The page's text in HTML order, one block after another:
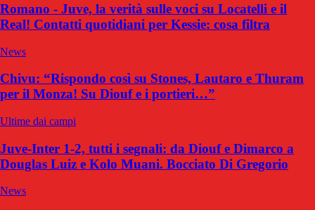
Romano - Juve, la verità sulle voci su Locatelli e il
Real! Contatti quotidiani per Kessie: cosa filtra
News
Chivu: “Rispondo così su Stones, Lautaro e Thuram
per il Monza! Su Diouf e i portieri…”
Ultime dai campi
Juve-Inter 1-2, tutti i segnali: da Diouf e Dimarco a
Douglas Luiz e Kolo Muani. Bocciato Di Gregorio
News